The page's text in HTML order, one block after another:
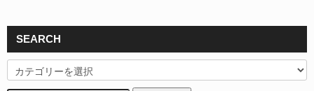
SEARCH